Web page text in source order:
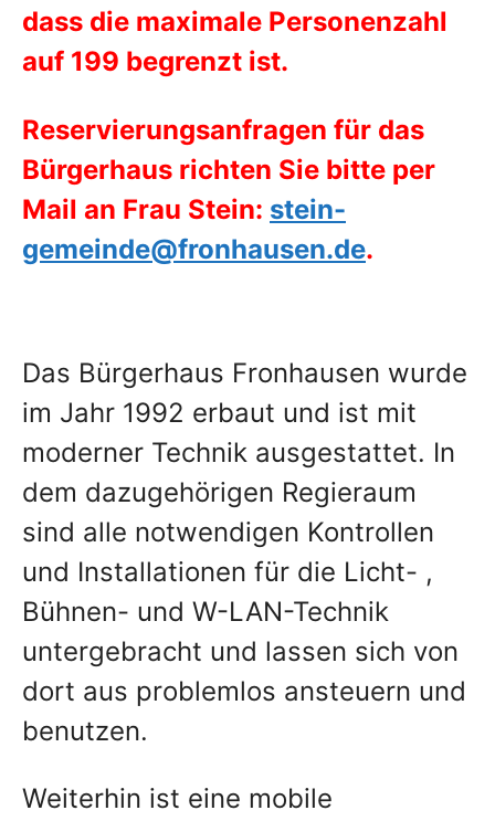
dass die maximale Personenzahl
auf 199 begrenzt ist.
Reservierungsanfragen für das
Bürgerhaus richten Sie bitte per
Mail an Frau Stein: stein-
gemeinde@fronhausen.de.
Das Bürgerhaus Fronhausen wurde
im Jahr 1992 erbaut und ist mit
moderner Technik ausgestattet. In
dem dazugehörigen Regieraum
sind alle notwendigen Kontrollen
und Installationen für die Licht- ,
Bühnen- und W-LAN-Technik
untergebracht und lassen sich von
dort aus problemlos ansteuern und
benutzen.
Weiterhin ist eine mobile